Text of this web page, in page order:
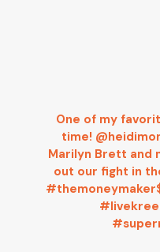
One of my
time!
Marilyn Brett and
out our fight in